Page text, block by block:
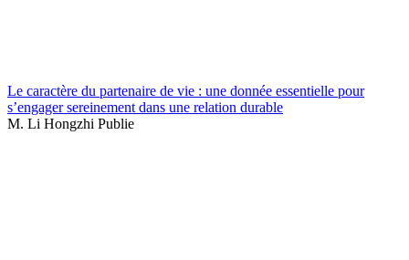
Le caractère du partenaire de vie : une donnée essentielle pour
s’engager sereinement dans une relation durable
M. Li Hongzhi Publie